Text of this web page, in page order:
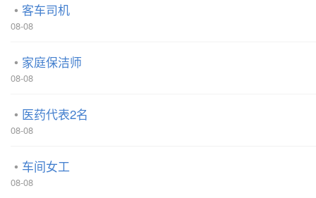
客车司机
08-08
家庭保洁师
08-08
医药代表2名
08-08
车间女工
08-08